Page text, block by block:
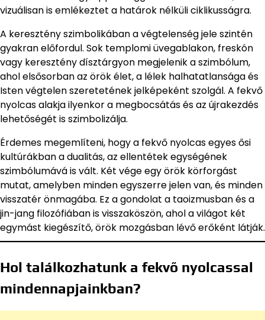
vizuálisan is emlékeztet a határok nélküli ciklikusságra.
A keresztény szimbolikában a végtelenség jele szintén
gyakran előfordul. Sok templomi üvegablakon, freskón
vagy keresztény dísztárgyon megjelenik a szimbólum,
ahol elsősorban az örök élet, a lélek halhatatlansága és
Isten végtelen szeretetének jelképeként szolgál. A fekvő
nyolcas alakja ilyenkor a megbocsátás és az újrakezdés
lehetőségét is szimbolizálja.
Érdemes megemlíteni, hogy a fekvő nyolcas egyes ősi
kultúrákban a dualitás, az ellentétek egységének
szimbólumává is vált. Két vége egy örök körforgást
mutat, amelyben minden egyszerre jelen van, és minden
visszatér önmagába. Ez a gondolat a taoizmusban és a
jin-jang filozófiában is visszaköszön, ahol a világot két
egymást kiegészítő, örök mozgásban lévő erőként látják.
Hol találkozhatunk a fekvő nyolcassal
mindennapjainkban?